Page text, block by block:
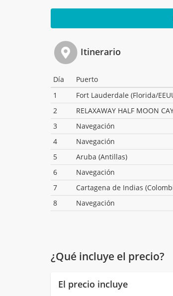
Itinerario
Día Puerto
1
Fort Lauderdale (Florida/
2
RELAXAWAY HALF MOON
3
Navegación
4
Navegación
5
Aruba (Antillas)
6
Navegación
7
Cartagena de Indias
8
Navegación
¿Qué incluye el precio?
El precio incluye